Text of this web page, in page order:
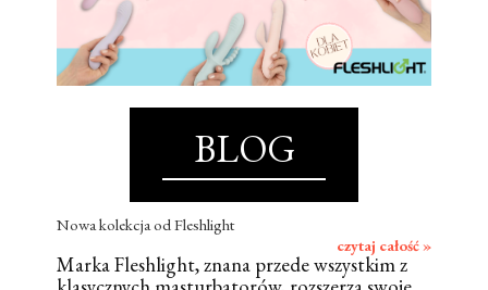
BLOG
Nowa kolekcja od Fleshlight
czytaj całość »
Marka Fleshlight, znana przede wszystkim z